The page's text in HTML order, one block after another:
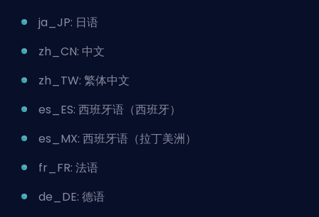
ja_JP: 日语
zh_CN: 中文
zh_TW: 繁体中文
es_ES: 西班牙语（西班牙）
es_MX: 西班牙语（拉丁美洲）
fr_FR: 法语
de_DE: 德语